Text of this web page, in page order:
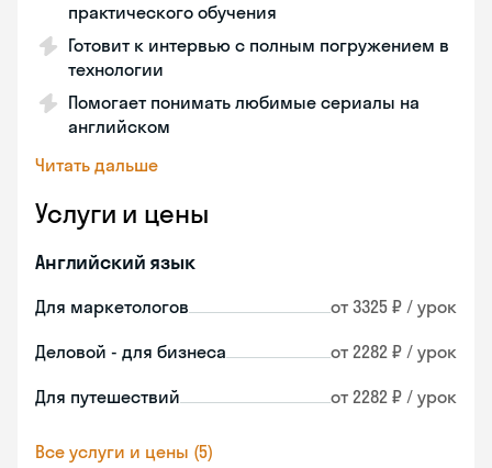
практического обучения
Готовит к интервью с полным погружением в
технологии
Помогает понимать любимые сериалы на
английском
Читать дальше
Услуги и цены
Английский язык
Для маркетологов от 3325 ₽ / урок
Деловой - для бизнеса от 2282 ₽ / урок
Для путешествий от 2282 ₽ / урок
Все услуги и цены (5)